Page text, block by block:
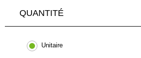
QUANTITÉ
Unitaire